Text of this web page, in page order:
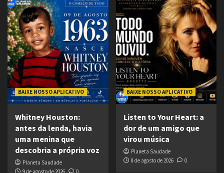
BAIXE NOSSO APLICATIVO
Whitney Houston:
antes da lenda, havia
uma menina que
descobria a própria voz
Planeta Saudade
9 de agosto de 2026
0
BAIXE NOSSO APLICATIVO
Listen to Your Heart: a
dor de um amigo que
virou música
Planeta Saudade
8 de agosto de 2026
0